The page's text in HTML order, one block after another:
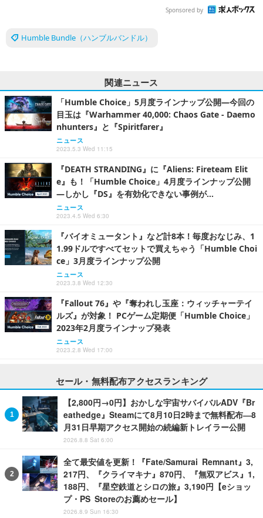
Sponsored by
Humble Bundle（ハンブルバンドル）
関連ニュース
「Humble Choice」5月度ラインナップ公開―今回の
目玉は『Warhammer 40,000: Chaos Gate - Daemo
nhunters』と『Spiritfarer』
ニュース
2023.5.3 Wed 11:15
『DEATH STRANDING』に『Aliens: Fireteam Elit
e』も！「Humble Choice」4月度ラインナップ公開
―しかし『DS』を有効化できない事例が…
ニュース
2023.4.5 Wed 6:30
『バイオミュータント』など計8本！毎度おなじみ、1
1.99ドルですべてセットで買えちゃう「Humble Choi
ce」3月度ラインナップ公開
ニュース
2023.3.8 Wed 12:30
『Fallout 76』や『奪われし玉座：ウィッチャーテイ
ルズ』が対象！ PCゲーム定期便「Humble Choice」
2023年2月度ラインナップ発表
ニュース
2023.2.8 Wed 17:00
セール・無料配布アクセスランキング
【2,800円→0円】おかしな宇宙サバイバルADV『Br
eathedge』Steamにて8月10日2時まで無料配布―8
月31日早期アクセス開始の続編新トレイラー公開
2026.8.8 Sat 6:00
全て最安値を更新！『Fate/Samurai Remnant』3,
217円、『クライマキナ』870円、『無双アビス』1,
188円、『星空鉄道とシロの旅』3,190円【eショッ
プ・PS Storeのお薦めセール】
2026.8.9 Sun 16:30